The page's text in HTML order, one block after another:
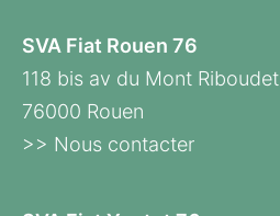
SVA Fiat Rouen 76
118 bis av du Mont Riboudet
76000 Rouen
>> Nous contacter